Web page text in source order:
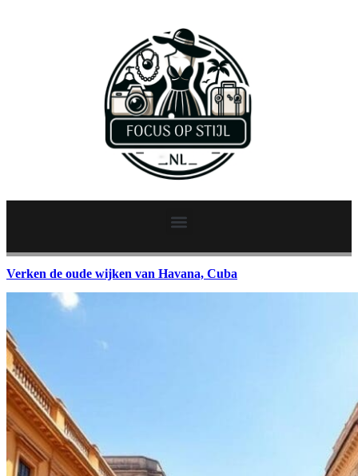
Verken de oude wijken van Havana, Cuba